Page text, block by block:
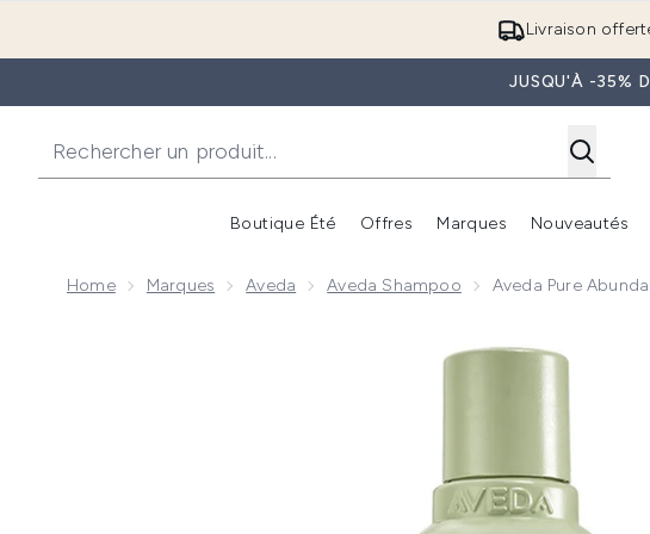
Livraison
JUSQU'À -35%
Boutique Été
Accédez au sous-menu
Offres Marques Nouveautés
Home Marques Aveda Aveda Shampoo Aveda Pure
Now showing image 1 Aveda Pure Abundance Volumising Shampoo